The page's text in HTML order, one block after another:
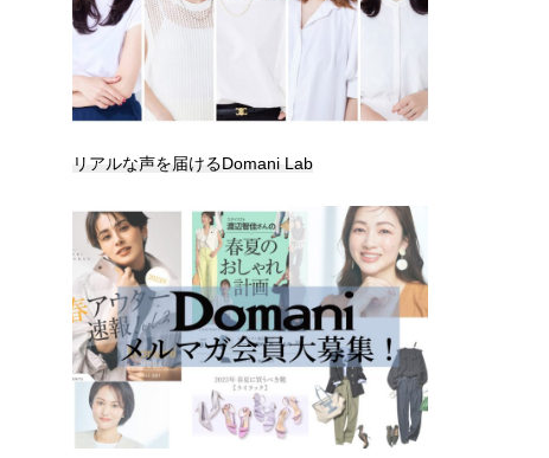
リアルな声を届けるDomani Lab